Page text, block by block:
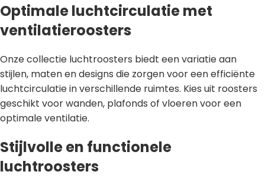
Optimale luchtcirculatie met
ventilatieroosters
Onze collectie luchtroosters biedt een variatie aan
stijlen, maten en designs die zorgen voor een efficiënte
luchtcirculatie in verschillende ruimtes. Kies uit roosters
geschikt voor wanden, plafonds of vloeren voor een
optimale ventilatie.
Stijlvolle en functionele
luchtroosters